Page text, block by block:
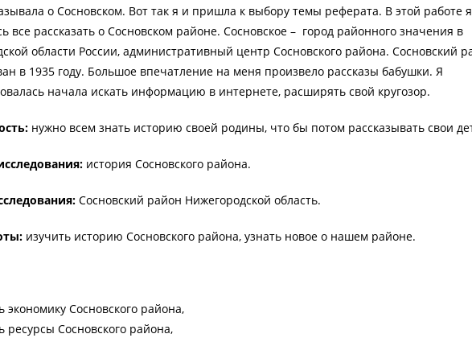
о Сосновском. Вот так я и пришла к выбору темы реферата. В этой работе я
все рассказать о Сосновском районе. Сосновское – город районного значения в
области России, административный центр Сосновского района. Сосновский
в 1935 году. Большое впечатление на меня произвело рассказы бабушки. Я
начала искать информацию в интернете, расширять свой кругозор.
нужно всем знать историю своей родины, что бы потом рассказывать свои
история Сосновского района.
Сосновский район Нижегородской область.
изучить историю Сосновского района, узнать новое о нашем районе.
экономику Сосновского района,
ресурсы Сосновского района,